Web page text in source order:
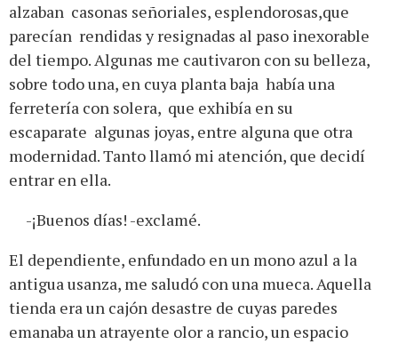
alzaban casonas señoriales, esplendorosas,que
parecían rendidas y resignadas al paso inexorable
del tiempo. Algunas me cautivaron con su belleza,
sobre todo una, en cuya planta baja había una
ferretería con solera, que exhibía en su
escaparate algunas joyas, entre alguna que otra
modernidad. Tanto llamó mi atención, que decidí
entrar en ella.
-¡Buenos días! -exclamé.
El dependiente, enfundado en un mono azul a la
antigua usanza, me saludó con una mueca. Aquella
tienda era un cajón desastre de cuyas paredes
emanaba un atrayente olor a rancio, un espacio